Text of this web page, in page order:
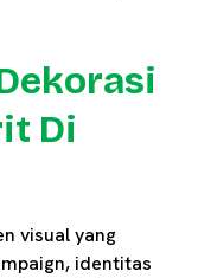
Di
visual yang
identitas